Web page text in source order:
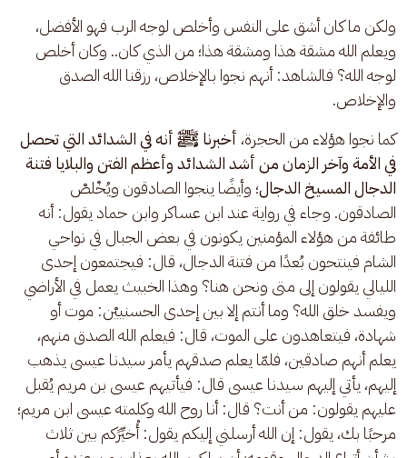
ولكن ما كان أشق على النفس وأخلص لوجه الرب فهو الأفضل،
ويعلم الله مشقة هذا ومشقة هذا؛ من الذي كان.. وكان أخلص
لوجه الله؟ فالشاهد: أنهم نجوا بالإخلاص، رزقنا الله الصدق
والإخلاص.
كما نجوا هؤلاء من الحجرة، أخبرنا ﷺ أنه في الشدائد التي تحصل
في الأمة وآخر الزمانمن أشد الشدائد وأعظم الفتن والبلايا فتنة
الدجال المسيخ الدجال؛ وأيضًا ينجوا الصادقون ويُخْلصْ
الصادقون. وجاء في رواية عند ابن عساكر وابن حماد يقول: أنه
طائفة من هؤلاء المؤمنين يكونون في بعض الجبال في نواحي
الشام فينتحون بُعدًا من فتنة الدجال، قال: فيجتمعون إحدى
الليالي يقولون إلى متى ونحن هنا؟ وهذا الخبيث يعمل في الأراضي
ويفسد خلق الله؟ وما أنتم إلا بين إحدى الحسنييْن: موت أو
شهادة، فيتعاهدون على الموت، قال: فيعلم الله الصدق منهم،
يعلم أنهم صادقين، فلمّا يعلم صدقهم يأمر سيدنا عيسى يذهب
إليهم، يأتي إليهم سيدنا عيسى قال: فيأتيهم عيسى بن مريم يُقبل
عليهم يقولون: من أنت؟ قال: أنا روح الله وكلمته عيسى ابن مريم؛
مرحبًا بك، يقول: إن الله أرسلني إليكم يقول: أُخيِّرًكم بين ثلاث